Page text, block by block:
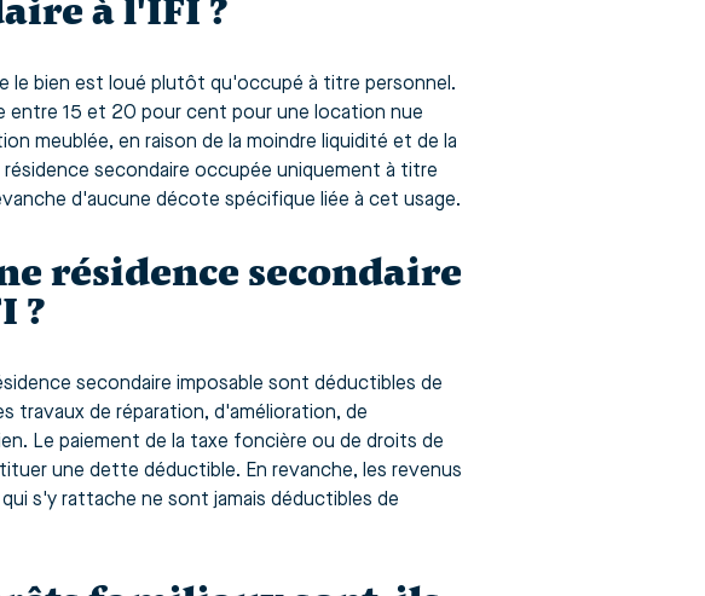
à l'IFI ?
le bien est loué plutôt qu'occupé à titre personnel.
entre 15 et 20 pour cent pour une location nue
meublée, en raison de la moindre liquidité et de la
secondaire occupée uniquement à titre
d'aucune décote spécifique liée à cet usage.
résidence secondaire
?
secondaire imposable sont déductibles de
travaux de réparation, d'amélioration, de
Le paiement de la taxe foncière ou de droits de
une dette déductible. En revanche, les revenus
s'y rattache ne sont jamais déductibles de